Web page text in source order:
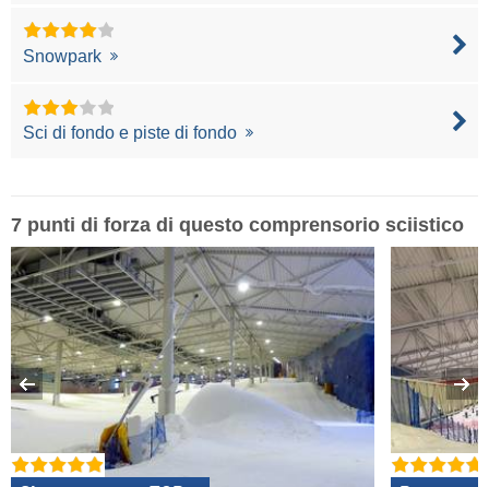
Snowpark
Sci di fondo e piste di fondo
7 punti di forza di questo comprensorio sciistico